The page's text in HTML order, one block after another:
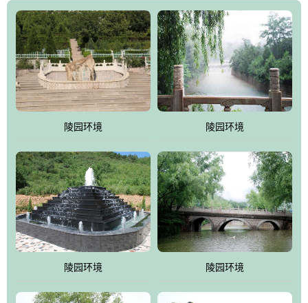
赞叹："景仰园真乃浑然天成的人生后花园！"陵区内草木茂盛，灵气
盎然，既有山川大聚的龙脉气魄，又有藏风得水的宝密形局。十三
陵是世间稀有的地形宝地，也是我们让逝者回归自然的首选墓葬之
灵穴，安息之宝地。
陵园环境 陵园环境
陵园环境 陵园环境